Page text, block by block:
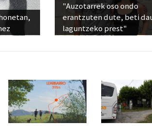
"Auzotarrek oso ondo
erantzuten dute, beti
laguntzeko prest"